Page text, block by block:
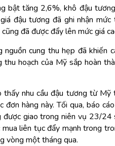
bật tăng 2,6%, khô đậu
đậu tương đã ghi nhận
đã được đẩy lên mức giá
cung thu hẹp đã khiến
thu hoạch của Mỹ sắp hoàn
thấy nhu cầu đậu tương từ
đơn hàng này. Tối qua, báo
giao trong niên vụ 23/24
liên tục đẩy mạnh trong
vòng một tháng qua.